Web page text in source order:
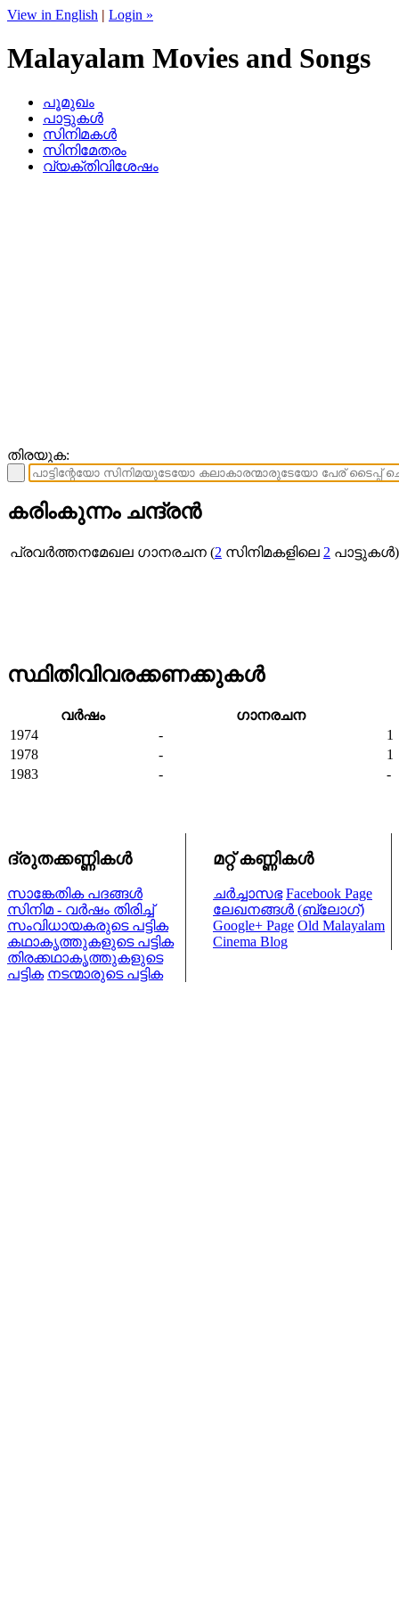
View in English | Login »
Malayalam Movies and Songs
പൂമുഖം
പാട്ടുകള്‍
സിനിമകള്‍
സിനിമേതരം
വ്യക്തിവിശേഷം
തിരയുക:
കരിംകുന്നം ചന്ദ്രന്‍
പ്രവര്‍ത്തനമേഖല ഗാനരചന (2 സിനിമകളിലെ 2
സ്ഥിതിവിവരക്കണക്കുകള്‍
വര്‍ഷം
ഗാനരചന
1974
-
1
1978
-
1
1983
- -
ദ്രുതക്കണ്ണികള്‍
സാങ്കേതിക പദങ്ങള്‍
സിനിമ - വര്‍ഷം തിരിച്ച്
സംവിധായകരുടെ പട്ടിക
കഥാകൃത്തുകളുടെ പട്ടിക
തിരക്കഥാകൃത്തുകളുടെ
പട്ടിക നടന്മാരുടെ പട്ടിക
മറ്റ് കണ്ണികള്‍
ചര്‍ച്ചാസഭ Facebook Page
ലേഖനങ്ങള്‍ (ബ്ലോഗ്)
Google+ Page Old Malayalam
Cinema Blog